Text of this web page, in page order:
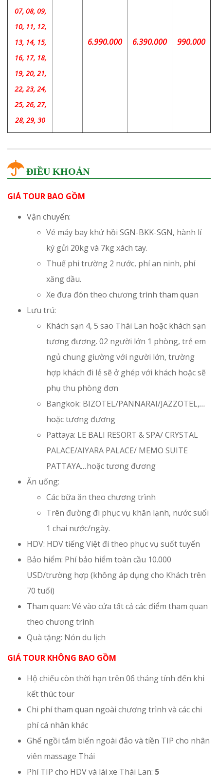
07, 08, 09,
10, 11, 12,
13, 14, 15,
16, 17, 18,
19, 20, 21,
22, 23, 24,
25, 26, 27,
28, 29, 30
6.990.000 6.390.000 990.000
ĐIỀU KHOẢN
GIÁ TOUR BAO GỒM
Vận chuyển:
Vé máy bay khứ hồi SGN-BKK-SGN, hành lí
ký gửi 20kg và 7kg xách tay.
Thuế phi trường 2 nước, phí an ninh, phí
xăng dầu.
Xe đưa đón theo chương trình tham quan
Lưu trú:
Khách sạn 4, 5 sao Thái Lan hoặc khách sạn
tương đương. 02 người lớn 1 phòng, trẻ em
ngủ chung giường với người lớn, trường
hợp khách đi lẻ sẽ ở ghép với khách hoặc sẽ
phụ thu phòng đơn
Bangkok: BIZOTEL/PANNARAI/JAZZOTEL,…
hoặc tương đương
Pattaya: LE BALI RESORT & SPA/ CRYSTAL
PALACE/AIYARA PALACE/ MEMO SUITE
PATTAYA…hoặc tương đương
Ăn uống:
Các bữa ăn theo chương trình
Trên đường đi phục vụ khăn lạnh, nước suối
1 chai nước/ngày.
HDV: HDV tiếng Việt đi theo phục vụ suốt tuyến
Bảo hiểm: Phí bảo hiểm toàn cầu 10.000
USD/trường hợp (không áp dụng cho Khách trên
70 tuổi)
Tham quan: Vé vào cửa tất cả các điểm tham quan
theo chương trình
Quà tặng: Nón du lịch
GIÁ TOUR KHÔNG BAO GỒM
Hộ chiếu còn thời hạn trên 06 tháng tính đến khi
kết thúc tour
Chi phí tham quan ngoài chương trình và các chi
phí cá nhân khác
Ghế ngồi tắm biển ngoài đảo và tiền TIP cho nhân
viên massage Thái
Phí TIP cho HDV và lái xe Thái Lan: 5